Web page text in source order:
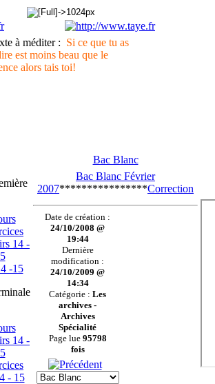
à méditer : Si ce que tu as
est moins beau que le
alors tais toi!
14 -
-15
14 -
- 15
Bac Blanc
Bac Blanc Février
2007****************Correction
Date de création :
24/10/2008 @
19:44
Dernière
modification :
24/10/2009 @
14:34
Catégorie :Les
archives -
Archives
Spécialité
Page lue 95798
fois